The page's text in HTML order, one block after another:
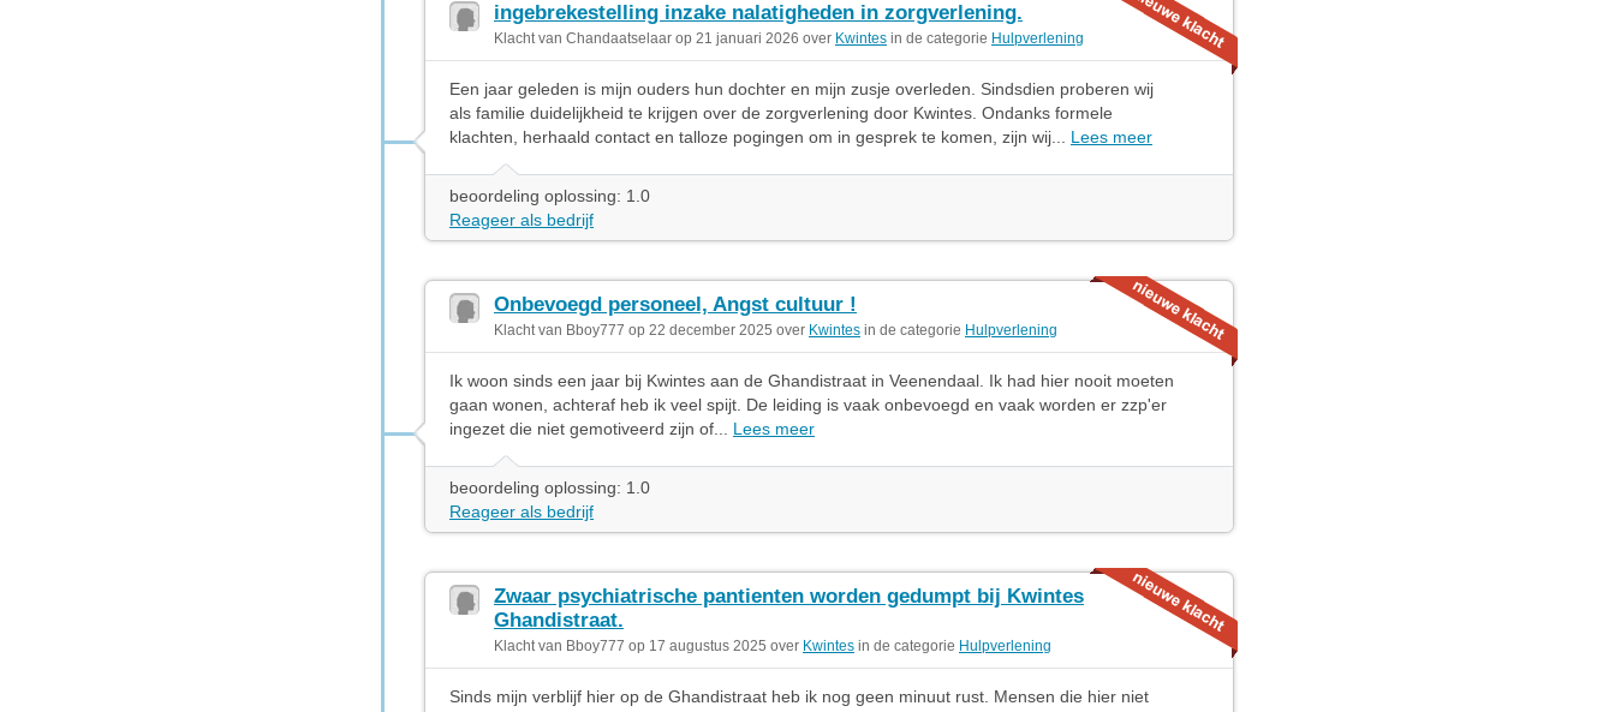
ingebrekestelling inzake nalatigheden in zorgverlening.
Klacht van Chandaatselaar op 21 januari 2026 over Kwintes in de categorie Hulpverlening
Een jaar geleden is mijn ouders hun dochter en mijn zusje overleden. Sindsdien proberen wij
als familie duidelijkheid te krijgen over de zorgverlening door Kwintes. Ondanks formele
klachten, herhaald contact en talloze pogingen om in gesprek te komen, zijn wij... Lees meer
beoordeling oplossing: 1.0
Reageer als bedrijf
Onbevoegd personeel, Angst cultuur !
Klacht van Bboy777 op 22 december 2025 over Kwintes in de categorie Hulpverlening
Ik woon sinds een jaar bij Kwintes aan de Ghandistraat in Veenendaal. Ik had hier nooit moeten
gaan wonen, achteraf heb ik veel spijt. De leiding is vaak onbevoegd en vaak worden er zzp'er
ingezet die niet gemotiveerd zijn of... Lees meer
beoordeling oplossing: 1.0
Reageer als bedrijf
Zwaar psychiatrische pantienten worden gedumpt bij Kwintes
Ghandistraat.
Klacht van Bboy777 op 17 augustus 2025 over Kwintes in de categorie Hulpverlening
Sinds mijn verblijf hier op de Ghandistraat heb ik nog geen minuut rust. Mensen die hier niet